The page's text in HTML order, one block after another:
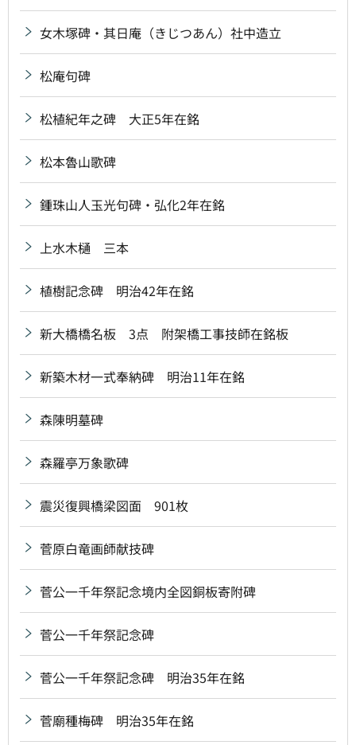
女木塚碑・其日庵（きじつあん）社中造立
松庵句碑
松植紀年之碑 大正5年在銘
松本魯山歌碑
鍾珠山人玉光句碑・弘化2年在銘
上水木樋 三本
植樹記念碑 明治42年在銘
新大橋橋名板 3点 附架橋工事技師在銘板
新築木材一式奉納碑 明治11年在銘
森陳明墓碑
森羅亭万象歌碑
震災復興橋梁図面 901枚
菅原白竜画師献技碑
菅公一千年祭記念境内全図銅板寄附碑
菅公一千年祭記念碑
菅公一千年祭記念碑 明治35年在銘
菅廟種梅碑 明治35年在銘